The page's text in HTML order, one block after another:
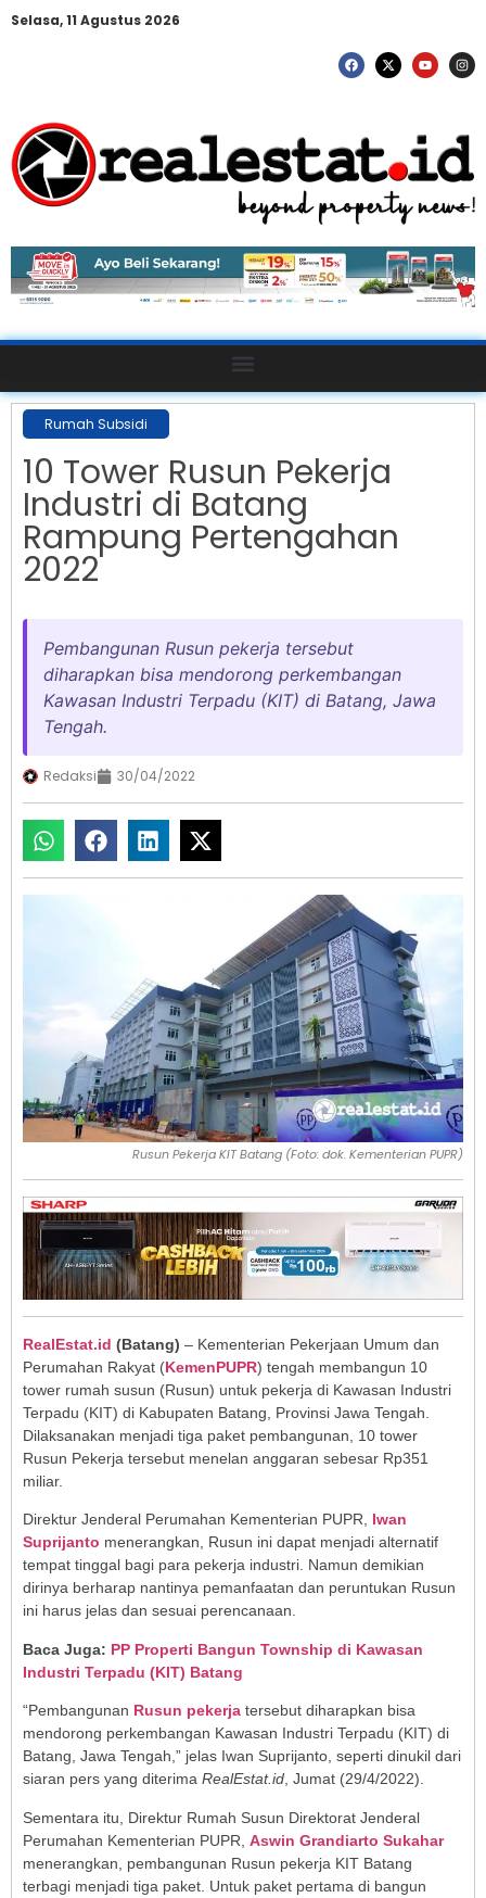
Selasa, 11 Agustus 2026
Rumah Subsidi
10 Tower Rusun Pekerja
Industri di Batang
Rampung Pertengahan
2022
Pembangunan Rusun pekerja tersebut
diharapkan bisa mendorong perkembangan
Kawasan Industri Terpadu (KIT) di Batang, Jawa
Tengah.
Redaksi 30/04/2022
Rusun Pekerja KIT Batang (Foto: dok. Kementerian PUPR)
RealEstat.id (Batang) – Kementerian Pekerjaan Umum dan
Perumahan Rakyat (KemenPUPR) tengah membangun 10
tower rumah susun (Rusun) untuk pekerja di Kawasan Industri
Terpadu (KIT) di Kabupaten Batang, Provinsi Jawa Tengah.
Dilaksanakan menjadi tiga paket pembangunan, 10 tower
Rusun Pekerja tersebut menelan anggaran sebesar Rp351
miliar.
Direktur Jenderal Perumahan Kementerian PUPR, Iwan
Suprijanto menerangkan, Rusun ini dapat menjadi alternatif
tempat tinggal bagi para pekerja industri. Namun demikian
dirinya berharap nantinya pemanfaatan dan peruntukan Rusun
ini harus jelas dan sesuai perencanaan.
Baca Juga: PP Properti Bangun Township di Kawasan
Industri Terpadu (KIT) Batang
“Pembangunan Rusun pekerja tersebut diharapkan bisa
mendorong perkembangan Kawasan Industri Terpadu (KIT) di
Batang, Jawa Tengah,” jelas Iwan Suprijanto, seperti dinukil dari
siaran pers yang diterima RealEstat.id , Jumat (29/4/2022).
Sementara itu, Direktur Rumah Susun Direktorat Jenderal
Perumahan Kementerian PUPR, Aswin Grandiarto Sukahar
menerangkan, pembangunan Rusun pekerja KIT Batang
terbagi menjadi tiga paket. Untuk paket pertama di bangun